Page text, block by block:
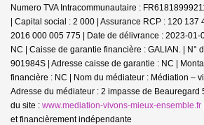
Numero TVA Intracommunautaire :
| Capital social : 2 000 | Assurance RCP : 120 137
2016 000 005 775 | Date de délivrance : 2023-01-
NC | Caisse de garantie financière : GALIAN. | N°
901984S | Adresse caisse de garantie : NC |
financière : NC | Nom du médiateur : Médiation –
Adresse du médiateur : 2 impasse de Beauregard
du site : www.mediation-vivons-mieux-ensemble.fr
et financièrement indépendante